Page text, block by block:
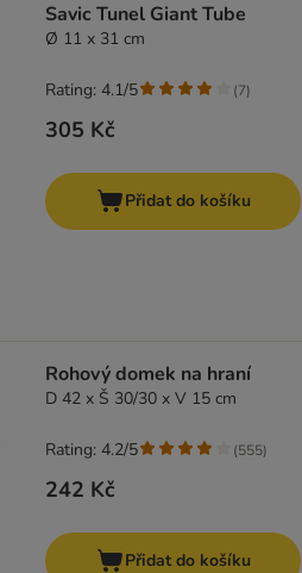
Savic Tunel Giant Tube
Ø 11 x 31 cm
305 Kč
Rating: 4.1/5 (7)
Přidat do košíku
Rohový domek na hraní
D 42 x Š 30/30 x V 15 cm
242 Kč
Rating: 4.2/5 (555)
Přidat do košíku